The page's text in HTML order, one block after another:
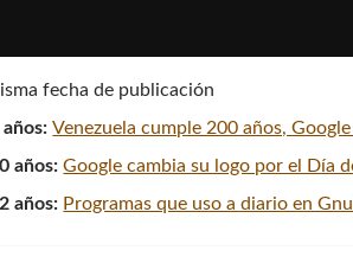
fecha de publicación
años:Venezuela cumple 200 años,
años:Google cambia su logo por el Dí­a
años: Programas que uso a diario en